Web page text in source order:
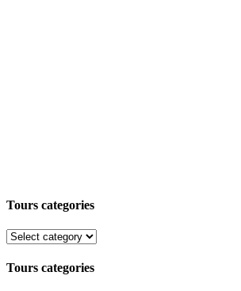
Tours categories
Tours categories